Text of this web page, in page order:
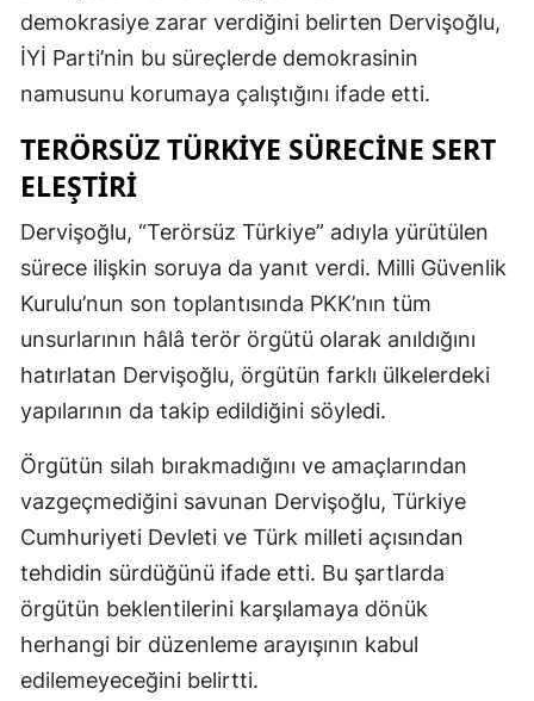
demokrasiye zarar verdiğini belirten Dervişoğlu,
İYİ Parti’nin bu süreçlerde demokrasinin
namusunu korumaya çalıştığını ifade etti.
TERÖRSÜZ TÜRKIYE SÜRECINE SERT
ELEŞTIRI
Dervişoğlu, “Terörsüz Türkiye” adıyla yürütülen
sürece ilişkin soruya da yanıt verdi. Milli Güvenlik
Kurulu’nun son toplantısında PKK’nın tüm
unsurlarının hâlâ terör örgütü olarak anıldığını
hatırlatan Dervişoğlu, örgütün farklı ülkelerdeki
yapılarının da takip edildiğini söyledi.
Örgütün silah bırakmadığını ve amaçlarından
vazgeçmediğini savunan Dervişoğlu, Türkiye
Cumhuriyeti Devleti ve Türk milleti açısından
tehdidin sürdüğünü ifade etti. Bu şartlarda
örgütün beklentilerini karşılamaya dönük
herhangi bir düzenleme arayışının kabul
edilemeyeceğini belirtti.